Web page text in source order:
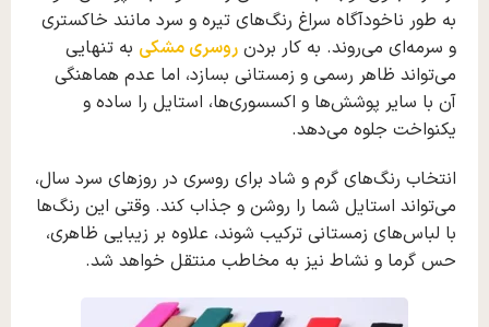
به‌ طور ناخودآگاه سراغ رنگ‌های تیره و سرد مانند خاکستری
و سرمه‌ای می‌روند. به کار بردن روسری مشکی به تنهایی
می‌تواند ظاهر رسمی و زمستانی بسازد، اما عدم هماهنگی
آن با سایر پوشش‌ها و اکسسوری‌ها، استایل را ساده و
یکنواخت جلوه می‌دهد.
انتخاب رنگ‌های گرم و شاد برای روسری در روزهای سرد سال،
می‌تواند استایل شما را روشن و جذاب کند. وقتی این رنگ‌ها
با لباس‌های زمستانی ترکیب شوند، علاوه بر زیبایی ظاهری،
حس گرما و نشاط نیز به مخاطب منتقل خواهد شد.